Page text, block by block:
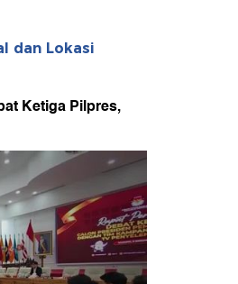
dan Lokasi
Ketiga Pilpres,